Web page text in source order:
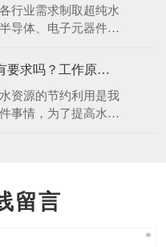
浊度，保护后续设备
塞。 2.活性炭吸附：
行业需求制取超纯水
导体、电子元器件、
制着整一套超纯水设
自动PLC人机界面控
监测控制，可进行自
工业用的纯水机进水有要求吗？工作原理什么？
资源的节约利用是我
事情，为了提高水资
出水的水质要求不一
留言